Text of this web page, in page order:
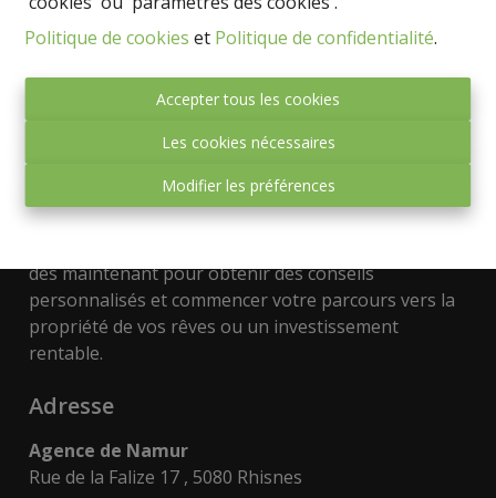
Politique de cookies et Politique de confidentialité.
Accepter tous les cookies
Les cookies nécessaires
Modifier les préférences
Nos régions de prédilection sont Namur, le Brabant
Espagnole. Que vous souhaitiez trouver votre chez-
vous idéal ou investir dans l'immobilier, nous avons
les connaissances et le réseau nécessaire pour vous
Faites confiance à Express-immo Prestige pour
dès maintenant pour obtenir des conseils
personnalisés et commencer votre parcours vers la
propriété de vos rêves ou un investissement
rentable.
Adresse
Agence de Namur
Rue de la Falize 17 , 5080 Rhisnes